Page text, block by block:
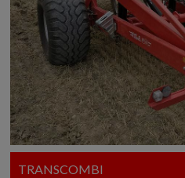
TRANSCOMBI